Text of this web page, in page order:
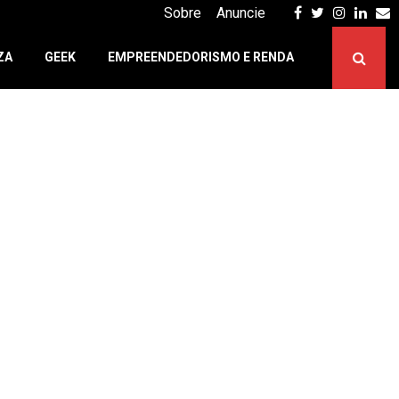
Facebook
Twitter
Sobre Anuncie
GEEK EMPREENDEDORISMO E RENDA